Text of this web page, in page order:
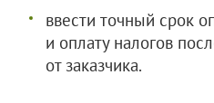
ввести точный срок
и оплату налогов
от заказчика.